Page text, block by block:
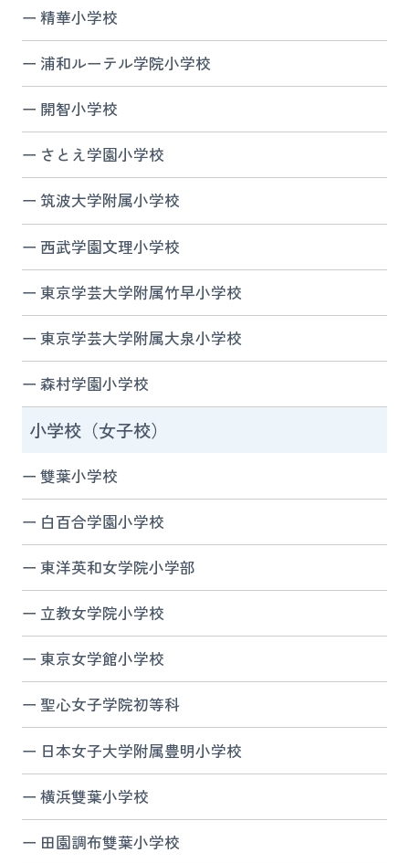
精華小学校
浦和ルーテル学院小学校
開智小学校
さとえ学園小学校
筑波大学附属小学校
西武学園文理小学校
東京学芸大学附属竹早小学校
東京学芸大学附属大泉小学校
森村学園小学校
小学校（女子校）
雙葉小学校
白百合学園小学校
東洋英和女学院小学部
立教女学院小学校
東京女学館小学校
聖心女子学院初等科
日本女子大学附属豊明小学校
横浜雙葉小学校
田園調布雙葉小学校